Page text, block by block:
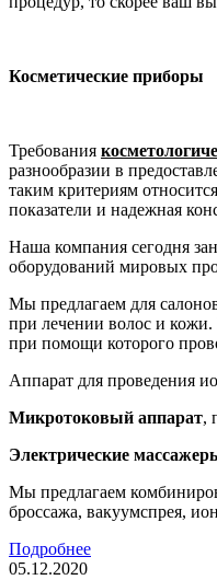
Косметические приборы
Требования
разнообразии в
таким критериям
показатели и надежная
Наша компания сегодня
оборудований мировых
Мы предлагаем для
при лечении волос и кожи.
при помощи которого
Аппарат для проведения
Микротоковый аппарат,
Электрические
Мы предлагаем
броссажа, вакуумспрея,
Подробнее
05.12.2020